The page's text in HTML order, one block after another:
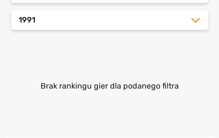
1991
Brak rankingu gier dla podanego filtra